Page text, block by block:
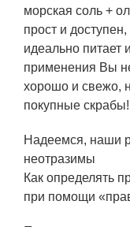
морская соль +
прост и
идеально питает
применения Вы
хорошо и свежо,
покупные скрабы!
Надеемся, наши
неотразимы
Как определять
при помощи